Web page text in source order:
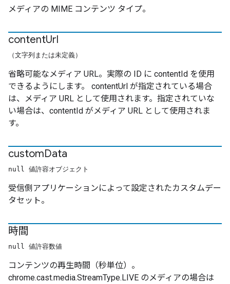
メディアの MIME コンテンツ タイプ。
contentUrl
（文字列または未定義）
省略可能なメディア URL。実際の ID に contentId を使用
できるようにします。 contentUrl が指定されている場合
は、メディア URL として使用されます。指定されていな
い場合は、contentId がメディア URL として使用されま
す。
customData
null 値許容オブジェクト
受信側アプリケーションによって設定されたカスタムデー
タセット。
時間
null 値許容数値
コンテンツの再生時間（秒単位）。
chrome.cast.media.StreamType.LIVE のメディアの場合は